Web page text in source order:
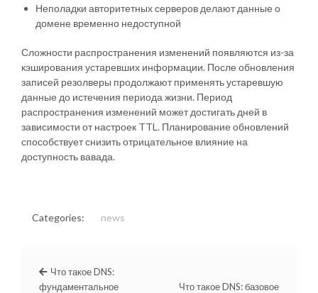
Неполадки авторитетных серверов делают данные о
домене временно недоступной
Сложности распространения изменений появляются из-за
кэширования устаревших информации. После обновления
записей резолверы продолжают применять устаревшую
данные до истечения периода жизни. Период
распространения изменений может достигать дней в
зависимости от настроек TTL. Планирование обновлений
способствует снизить отрицательное влияние на
доступность вавада.
Categories: news
Что такое DNS:
фундаментальное
Что такое DNS: базовое